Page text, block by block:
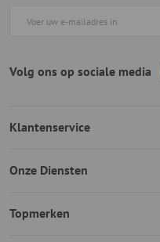
Volg ons op sociale media
Klantenservice
Onze Diensten
Topmerken